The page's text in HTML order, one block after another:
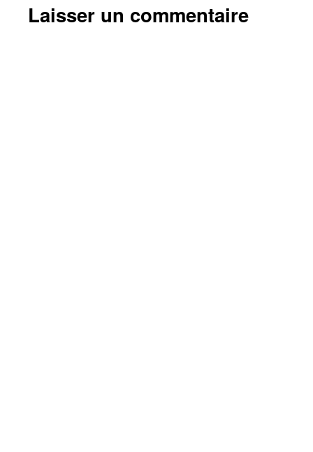
Laisser un commentaire